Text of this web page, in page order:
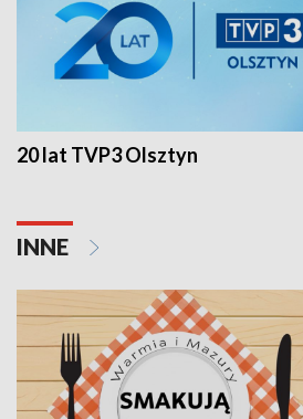
20 lat TVP3 Olsztyn
INNE